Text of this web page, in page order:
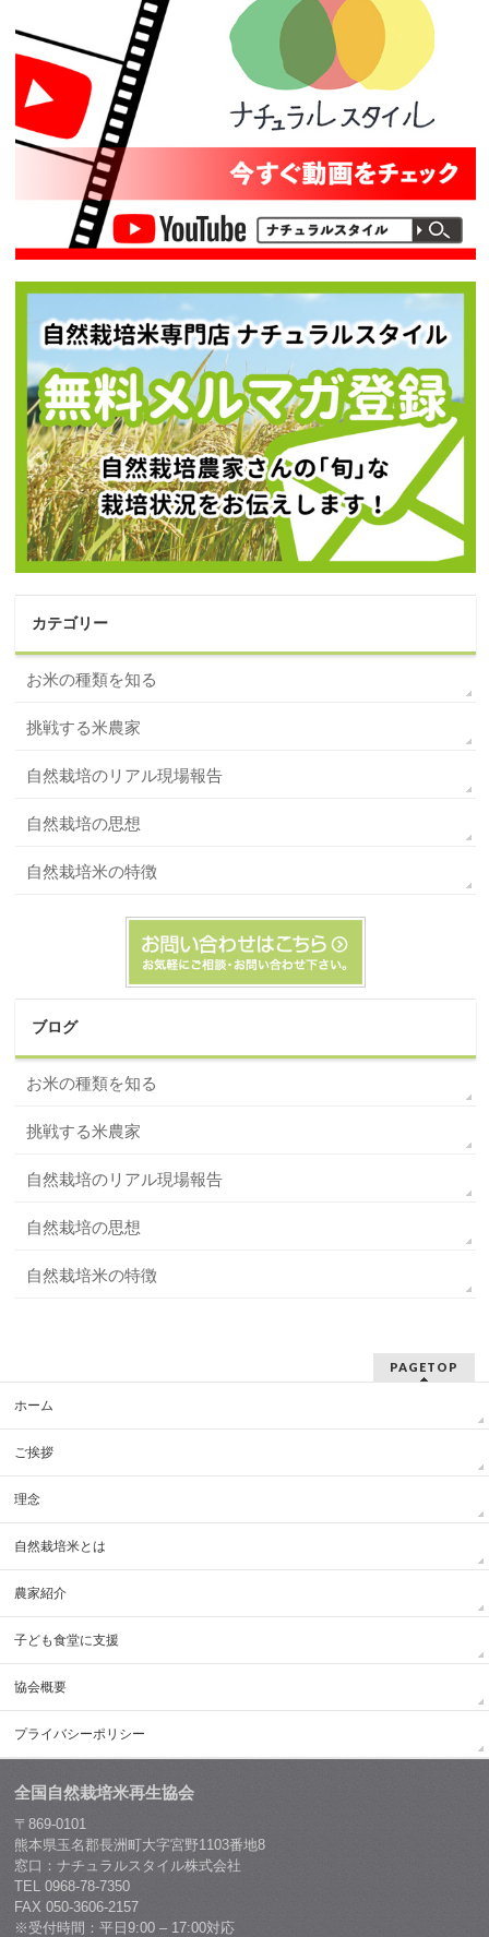
カテゴリー
お米の種類を知る
挑戦する米農家
自然栽培のリアル現場報告
自然栽培の思想
自然栽培米の特徴
ブログ
お米の種類を知る
挑戦する米農家
自然栽培のリアル現場報告
自然栽培の思想
自然栽培米の特徴
PAGETOP
ホーム
ご挨拶
理念
自然栽培米とは
農家紹介
子ども食堂に支援
協会概要
プライバシーポリシー
全国自然栽培米再生協会
〒869-0101
熊本県玉名郡長洲町大字宮野1103番地8
窓口：ナチュラルスタイル株式会社
TEL 0968-78-7350
FAX 050-3606-2157
※受付時間：平日9:00 – 17:00対応